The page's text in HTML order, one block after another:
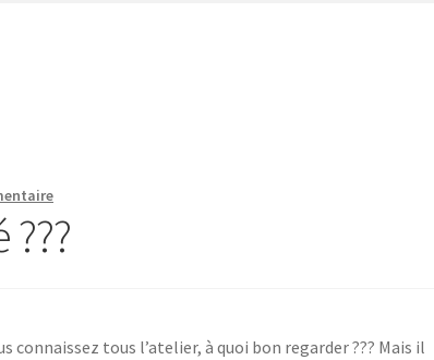
connaissez tous l’atelier, à quoi bon regarder ??? Mais il